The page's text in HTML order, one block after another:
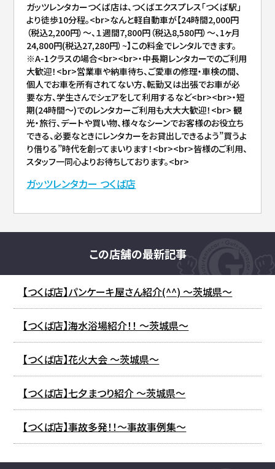
ガッツレンタカーつくば店は、つくばエクスプレス「つくば駅」
より徒歩10分程。<br>なんと軽自動車が【24時間2,000円
（税込2,200円）～、１週間7,800円（税込8,580円）～、1ヶ月
24,800円(税込27,280円）~】この料金でレンタルできます。
※A-1クラスの場合<br><br>・中長期レンタカーでのご利用
大歓迎！<br>営業車や納車待ち、ご愛車の修理・車検の間、
個人でお車を所有されてない方、転勤又は出張でお車が必
要な方、学生さんでシェアをして利用するなど<br><br>・短
期(24時間〜)でのレンタカーご利用も大大大歓迎！<br> 観
光・旅行、デートや買い物、様々なシーンでお客様のお役立ち
できる、必要なときにレンタカーをお貸出しできるよう”買うよ
り借りる”時代を創ってまいります！<br><br>皆様のご利用、
スタッフ一同心よりお待ちしております。<br>
ガッツレンタカー つくば店
この店舗の最新記事
【つくば店】パンケーキ屋さん紹介(^^) ～茨城県～
【つくば店】海水浴場紹介！！ ～茨城県～
【つくば店】花火大会 ～茨城県～
【つくば店】七夕まつり紹介 ～茨城県～
【つくば店】事故多発！！～事故事例集～